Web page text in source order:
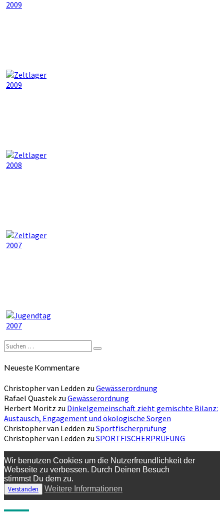
Suchen
nach:
Suchen
Neueste Kommentare
Christopher van Ledden zu Gewässerordnung
Rafael Quastek zu Gewässerordnung
Herbert Moritz zu Dinkelgemeinschaft zieht gemischte Bilanz:
Austausch, Engagement und ökologische Sorgen
Christopher van Ledden zu Sportfischerprüfung
Christopher van Ledden zu SPORTFISCHERPRÜFUNG
Wir benutzen Cookies um die Nutzerfreundlichkeit der
Webseite zu verbessen. Durch Deinen Besuch
stimmst Du dem zu.
Verstanden
Weitere Informationen